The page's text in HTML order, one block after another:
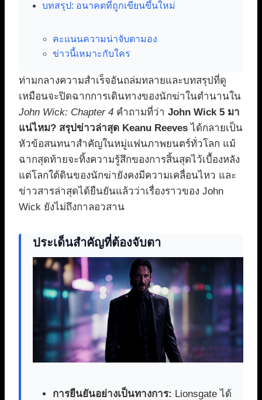
บทสรุป: อนาคตที่ถูกเขียนขึ้นใหม่
คะแนนความน่าจับตามอง
ข่าวนี้เหมาะกับใคร
ท่ามกลางความสำเร็จอันถล่มทลายและบทสรุปที่ดู
เหมือนจะปิดฉากการเดินทางของนักฆ่าในตำนานใน
John Wick: Chapter 4 คำถามที่ว่า John Wick 5 มา
แน่ไหม? สรุปข่าวล่าสุด Keanu Reeves ได้กลายเป็น
หัวข้อสนทนาสำคัญในหมู่แฟนภาพยนตร์ทั่วโลก แม้
ฉากสุดท้ายจะทิ้งความรู้สึกของการสิ้นสุดไว้เบื้องหลัง
แต่โลกใต้ดินของนักฆ่ายังคงมีความเคลื่อนไหว และ
ข่าวสารล่าสุดได้ยืนยันแล้วว่าเรื่องราวของ John
Wick ยังไม่ถึงกาลอวสาน
ประเด็นสำคัญที่ต้องจับตา
การยืนยันอย่างเป็นทางการ: Lionsgate ได้